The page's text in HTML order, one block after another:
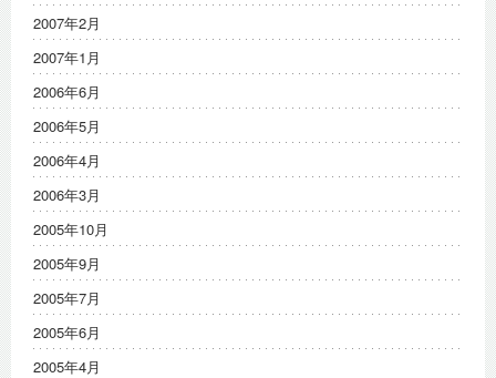
2007年2月
2007年1月
2006年6月
2006年5月
2006年4月
2006年3月
2005年10月
2005年9月
2005年7月
2005年6月
2005年4月